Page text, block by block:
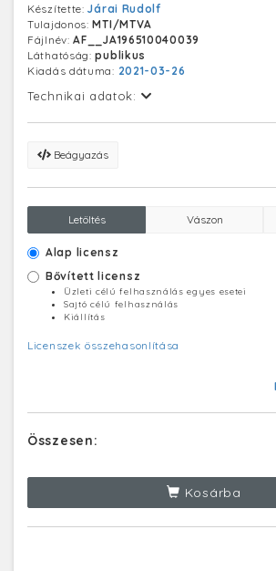
Készítette:Járai Rudolf
Tulajdonos:MTI/MTVA
Fájlnév:AF__JA196510040039
Láthatóság:publikus
Kiadás dátuma: 2021-03-26
Technikai adatok:
Beágyazás
Letöltés Vászon
Alap licensz
Bővített licensz
Üzleti célú felhasználás egyes esetei
Sajtó célú felhasználás
Kiállítás
Licenszek összehasonlítása
Összesen:
Kosárba